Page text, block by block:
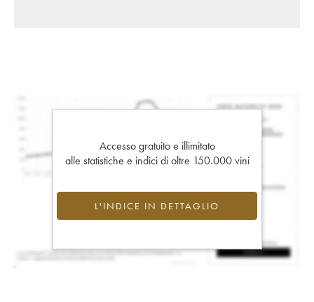
Accesso gratuito e illimitato
alle statistiche e indici di oltre 150.000 vini
L'INDICE IN DETTAGLIO